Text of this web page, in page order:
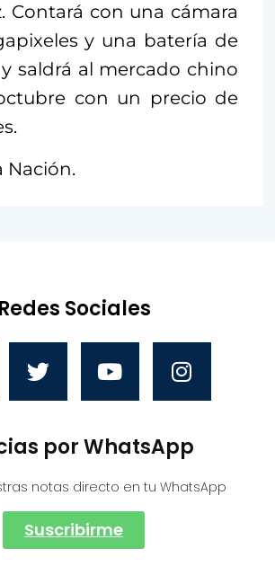
Contará con una cámara
y una batería de
saldrá al mercado chino
con un precio de
Nación.
Redes Sociales
por WhatsApp
notas directo en tu WhatsApp
Suscribirme